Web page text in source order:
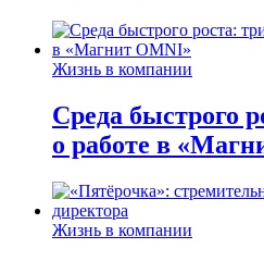
Жизнь в компании
Среда быстрого
о работе в
Жизнь в компании